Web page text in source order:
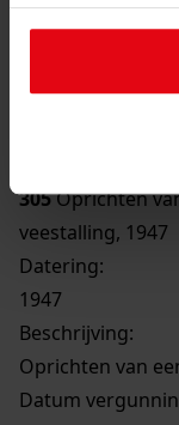
Inventaris
305Oprichten
veestalling, 1947
Datering:
1947
Beschrijving:
Oprichten van
Datum